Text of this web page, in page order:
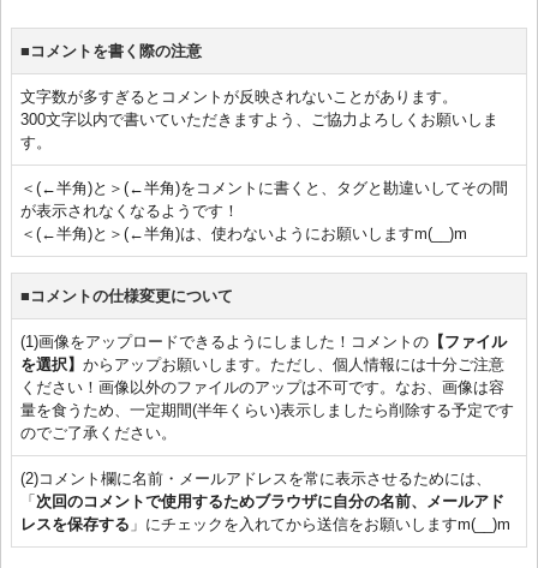
■コメントを書く際の注意
文字数が多すぎるとコメントが反映されないことがあります。
300文字以内で書いていただきますよう、ご協力よろしくお願いしま
す。
＜(←半角)と＞(←半角)をコメントに書くと、タグと勘違いしてその間
が表示されなくなるようです！
＜(←半角)と＞(←半角)は、使わないようにお願いしますm(__)m
■コメントの仕様変更について
(1)画像をアップロードできるようにしました！コメントの【ファイル
を選択】 からアップお願いします。ただし、個人情報には十分ご注意
ください！画像以外のファイルのアップは不可です。なお、画像は容
量を食うため、一定期間(半年くらい)表示しましたら削除する予定です
のでご了承ください。
(2)コメント欄に名前・メールアドレスを常に表示させるためには、
「 次回のコメントで使用するためブラウザに自分の名前、メールアド
レスを保存する 」にチェックを入れてから送信をお願いしますm(__)m